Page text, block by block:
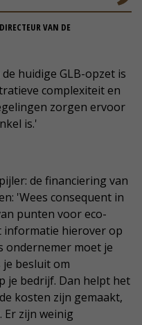
VAN DE
huidige GLB-opzet is
complexiteit en
zorgen ervoor
is.'
de financiering van
'Wees consequent in
punten voor eco-
informatie hierover op
ondernemer moet je
besluit om
je bedrijf. Dan helpt het
kosten zijn gemaakt,
Er zijn weinig